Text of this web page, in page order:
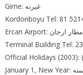
Girne: غيرنه
Ercan Airport: مطار ارجان